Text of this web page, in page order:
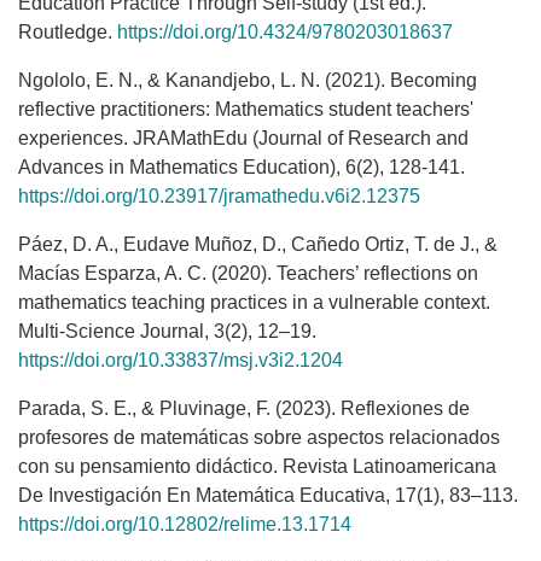
Routledge. https://doi.org/10.4324/9780203018637
Ngololo, E. N., & Kanandjebo, L. N. (2021). Becoming
reflective practitioners: Mathematics student teachers'
experiences. JRAMathEdu (Journal of Research and
Advances in Mathematics Education), 6(2), 128-141.
https://doi.org/10.23917/jramathedu.v6i2.12375
Páez, D. A., Eudave Muñoz, D., Cañedo Ortiz, T. de J., &
Macías Esparza, A. C. (2020). Teachers’ reflections on
mathematics teaching practices in a vulnerable context.
Multi-Science Journal, 3(2), 12–19.
https://doi.org/10.33837/msj.v3i2.1204
Parada, S. E., & Pluvinage, F. (2023). Reflexiones de
profesores de matemáticas sobre aspectos relacionados
con su pensamiento didáctico. Revista Latinoamericana
De Investigación En Matemática Educativa, 17(1), 83–113.
https://doi.org/10.12802/relime.13.1714